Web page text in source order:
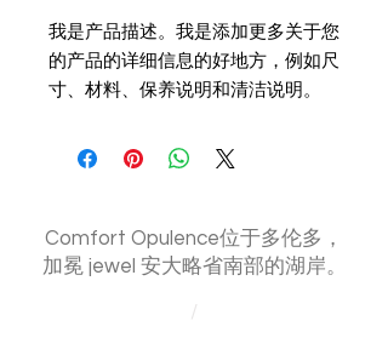
我是产品描述。我是添加更多关于您
的产品的详细信息的好地方，例如尺
寸、材料、保养说明和清洁说明。
Comfort Opulence位于多伦多，
加冕 jewel 安大略省南部的湖岸。
/